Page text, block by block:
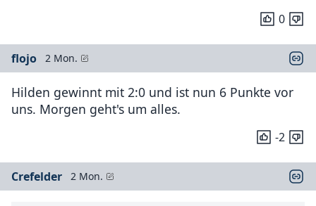
0
flojo 2 Mon.
Hilden gewinnt mit 2:0 und ist nun 6 Punkte vor
uns. Morgen geht's um alles.
-2
Crefelder 2 Mon.